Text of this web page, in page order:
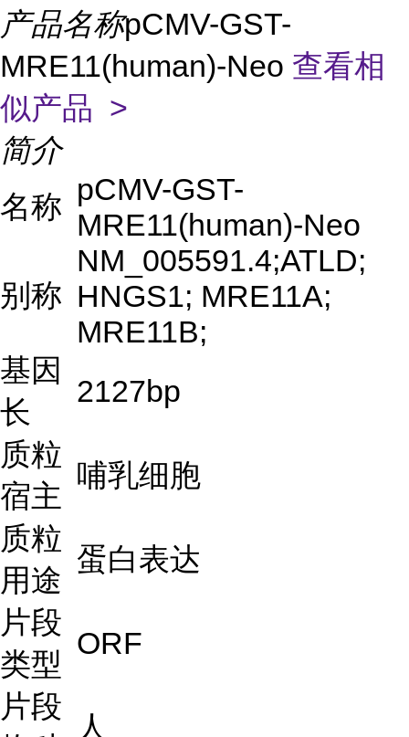
产品名称pCMV-GST-
MRE11(human)-Neo 查看相
似产品 >
简介
名称 pCMV-GST-
MRE11(human)-Neo
别称
NM_005591.4;ATLD;
HNGS1; MRE11A;
MRE11B;
基因
长
2127bp
质粒
宿主
哺乳细胞
质粒
用途
蛋白表达
片段
类型
ORF
片段
人